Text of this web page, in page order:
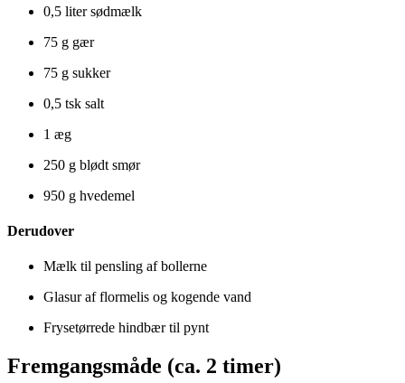
0,5 liter sødmælk
75 g gær
75 g sukker
0,5 tsk salt
1 æg
250 g blødt smør
950 g hvedemel
Derudover
Mælk til pensling af bollerne
Glasur af flormelis og kogende vand
Frysetørrede hindbær til pynt
Fremgangsmåde (ca. 2 timer)